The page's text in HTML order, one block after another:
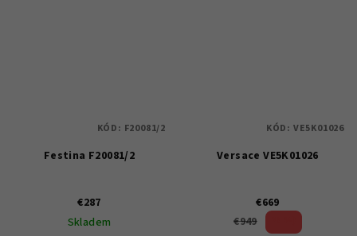
Festina F20081/2
€287
Skladem
KÓD: F20081/2
Versace VE5K01026
€669
€949
KÓD: VE5K01026